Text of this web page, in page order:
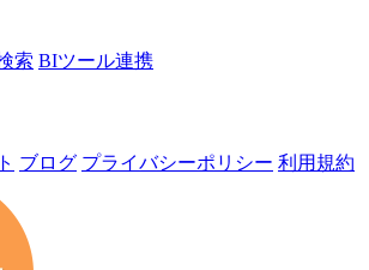
索 BIツール連携
ブログ プライバシーポリシー 利用規約